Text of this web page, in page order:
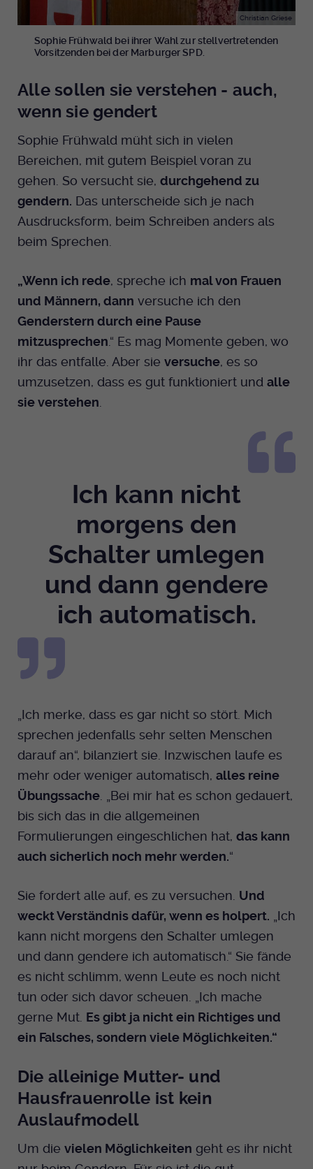
Christian Griese
Sophie Frühwald bei ihrer Wahl zur stellvertretenden
Vorsitzenden bei der Marburger SPD.
Alle sollen sie verstehen - auch,
wenn sie gendert
Sophie Frühwald müht sich in vielen
Bereichen, mit gutem Beispiel voran zu
gehen. So versucht sie, durchgehend zu
gendern. Das unterscheide sich je nach
Ausdrucksform, beim Schreiben anders als
beim Sprechen.
„Wenn ich rede, spreche ich mal von Frauen
und Männern, dann versuche ich den
Genderstern durch eine Pause
mitzusprechen.“ Es mag Momente geben, wo
ihr das entfalle. Aber sie versuche, es so
umzusetzen, dass es gut funktioniert und alle
sie verstehen
Ich kann nicht
morgens den
Schalter umlegen
und dann gendere
ich automatisch.
„Ich merke, dass es gar nicht so stört. Mich
sprechen jedenfalls sehr selten Menschen
darauf an“, bilanziert sie. Inzwischen laufe es
mehr oder weniger automatisch, alles reine
Übungssache . „Bei mir hat es schon gedauert,
bis sich das in die allgemeinen
Formulierungen eingeschlichen hat, das kann
auch sicherlich noch mehr werden.“
Sie fordert alle auf, es zu versuchen. Und
weckt Verständnis dafür, wenn es holpert. „Ich
kann nicht morgens den Schalter umlegen
und dann gendere ich automatisch.“ Sie fände
es nicht schlimm, wenn Leute es noch nicht
tun oder sich davor scheuen. „Ich mache
gerne Mut. Es gibt ja nicht ein Richtiges und
ein Falsches, sondern viele Möglichkeiten.“
Die alleinige Mutter- und
Hausfrauenrolle ist kein
Auslaufmodell
Um die vielen Möglichkeiten geht es ihr nicht